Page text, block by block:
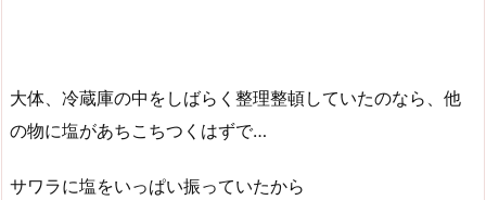
大体、冷蔵庫の中をしばらく整理整頓していたのなら、他
の物に塩があちこちつくはずで…
サワラに塩をいっぱい振っていたから